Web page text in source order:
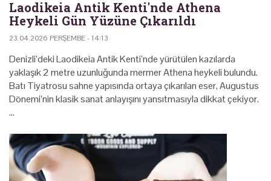
Laodikeia Antik Kenti'nde Athena
Heykeli Gün Yüzüne Çıkarıldı
23.04.2026 PERŞEMBE - 14:13
Denizli’deki Laodikeia Antik Kenti’nde yürütülen kazılarda
yaklaşık 2 metre uzunluğunda mermer Athena heykeli bulundu.
Batı Tiyatrosu sahne yapısında ortaya çıkarılan eser, Augustus
Dönemi’nin klasik sanat anlayışını yansıtmasıyla dikkat çekiyor.
…